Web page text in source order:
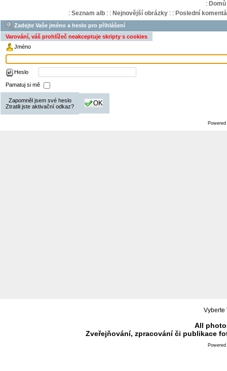
: Domů
: Seznam alb: : Nejnovější obrázky: : Poslední
Zadejte Vaše jméno a heslo pro přihlášení
Varování, váš prohlížeč neakceptuje skripty s cookies
Jméno
Heslo
Pamatuj si mě
Zapomněl jsem své heslo
Ztratili jste aktivační odkaz?
OK
Vyberte
All
Zveřejňování, zpracování či publikace